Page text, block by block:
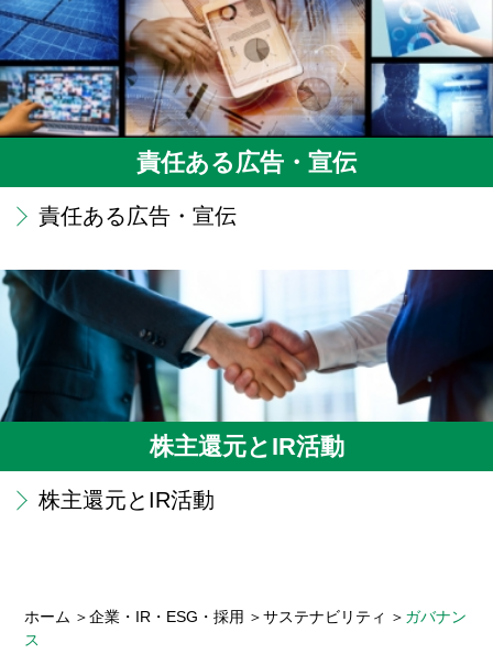
責任ある広告・宣伝
責任ある広告・宣伝
株主還元とIR活動
株主還元とIR活動
ホーム 企業・IR・ESG・採用 サステナビリティ
ガバナン
ス